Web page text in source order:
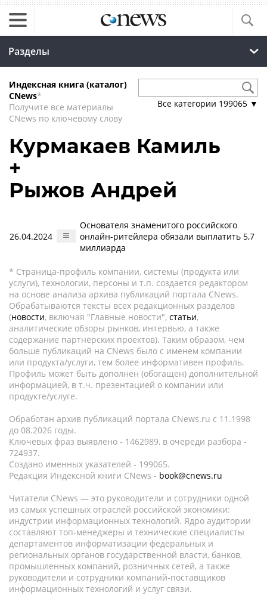
Разделы
Индексная книга (каталог)
CNews*
Получите все материалы
CNews по ключевому слову
Все категории 199065 ▼
Курмакаев Камиль
+
Рыжов Андрей
26.04.2024
Основателя знаменитого российского
онлайн-ритейлера обязали выплатить 5,7
миллиарда
* Страница-профиль компании, системы (продукта или
услуги), технологии, персоны и т.п. создается редактором
на основе анализа архива публикаций портала CNews.
Обрабатываются тексты всех редакционных разделов
(новости, включая "Главные новости", статьи,
аналитические обзоры рынков, интервью, а также
содержание партнёрских проектов). Таким образом, чем
больше публикаций на CNews было с именем компании
или продукта/услуги, тем более информативен профиль.
Профиль может быть дополнен (обогащен) дополнительной
информацией, в т.ч. презентацией о компании или
продукте/услуге.
Обработан архив публикаций портала CNews.ru c 11.1998
до 08.2026 годы.
Ключевых фраз выявлено - 1462989, в очереди разбора -
724937.
Создано именных указателей - 199065.
Редакция Индексной книги CNews - book@cnews.ru
Читатели CNews — это руководители и сотрудники одной
из самых успешных отраслей российской экономики:
индустрии информационных технологий. Ядро аудитории
составляют топ-менеджеры и технические специалисты
департаментов информатизации федеральных и
региональных органов государственной власти, банков,
промышленных компаний, розничных сетей, а также
руководители и сотрудники компаний-поставщиков
информационных технологий и услуг связи.